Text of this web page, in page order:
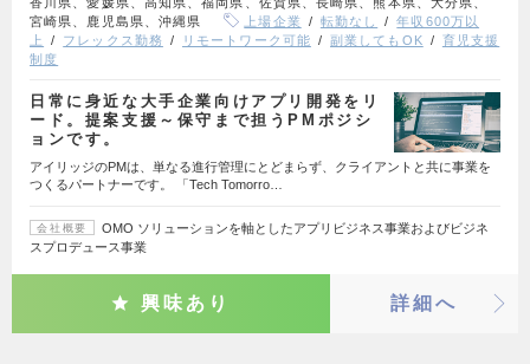
宮崎県、鹿児島県、沖縄県
上場企業 転勤なし
年収600万以
上
フレックス勤務 リモートワーク可能 副業してもOK
育児支援
制度
日常に身近な大手企業向けアプリ開発をリ
ード。提案支援～保守まで担うPMポジシ
ョンです。
アイリッジのPMは、単なる進行管理にとどまらず、クライアントと共に事業を
つくるパートナーです。 「Tech Tomorro…
会社概要
OMO ソリューションを軸としたアプリビジネス事業およびビジネ
スプロデュース事業
興味あり 詳細へ